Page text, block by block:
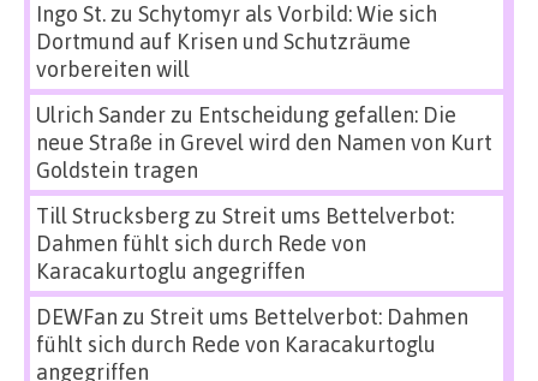
Ingo St.zu Schytomyr als Vorbild: Wie sich
Dortmund auf Krisen und Schutzräume
vorbereiten will
Ulrich Sanderzu Entscheidung gefallen: Die
neue Straße in Grevel wird den Namen von Kurt
Goldstein tragen
Till Strucksbergzu Streit ums Bettelverbot:
Dahmen fühlt sich durch Rede von
Karacakurtoglu angegriffen
DEWFan zu Streit ums Bettelverbot: Dahmen
fühlt sich durch Rede von Karacakurtoglu
angegriffen